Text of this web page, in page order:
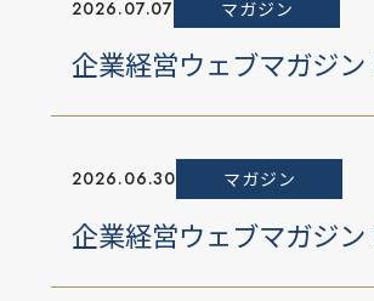
2026.07.07 マガジン
企業経営ウェブマガジン
2026.06.30 マガジン
企業経営ウェブマガジン